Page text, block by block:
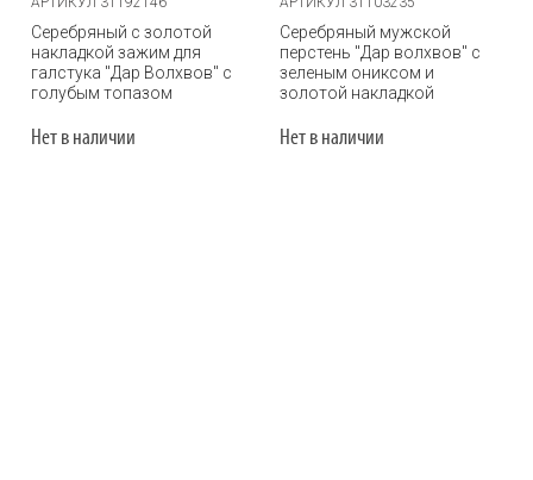
Серебряный с золотой
накладкой зажим для
галстука "Дар Волхвов" с
голубым топазом
Нет в наличии
Серебряный мужской
перстень "Дар волхвов" с
зеленым ониксом и
золотой накладкой
Нет в наличии